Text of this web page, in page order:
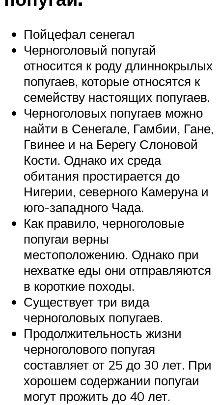
Пойцефал сенегал
Черноголовый попугай
относится к роду длиннокрылых
попугаев, которые относятся к
семейству настоящих попугаев.
Черноголовых попугаев можно
найти в Сенегале, Гамбии, Гане,
Гвинее и на Берегу Слоновой
Кости. Однако их среда
обитания простирается до
Нигерии, северного Камеруна и
юго-западного Чада.
Как правило, черноголовые
попугаи верны
местоположению. Однако при
нехватке еды они отправляются
в короткие походы.
Существует три вида
черноголовых попугаев.
Продолжительность жизни
черноголового попугая
составляет от 25 до 30 лет. При
хорошем содержании попугаи
могут прожить до 40 лет.